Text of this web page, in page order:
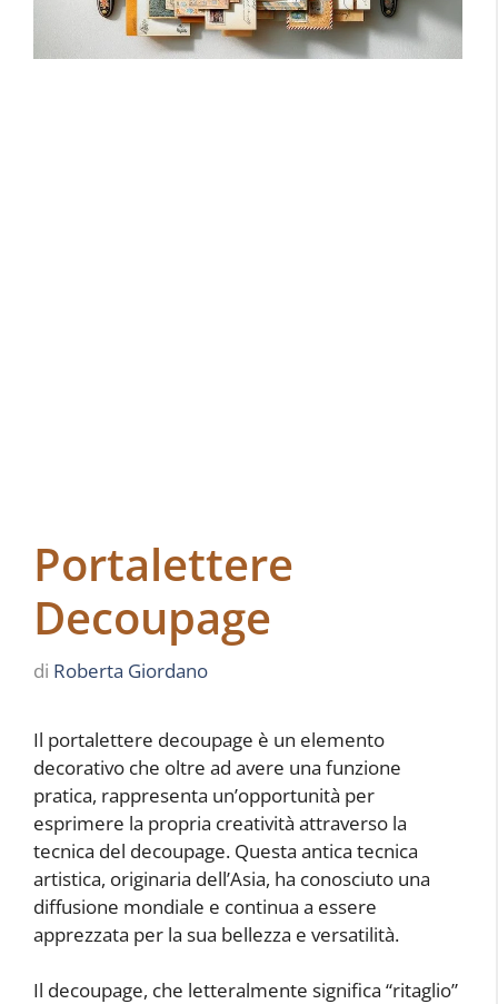
Portalettere
Decoupage
di Roberta Giordano
Il portalettere decoupage è un elemento
decorativo che oltre ad avere una funzione
pratica, rappresenta un’opportunità per
esprimere la propria creatività attraverso la
tecnica del decoupage. Questa antica tecnica
artistica, originaria dell’Asia, ha conosciuto una
diffusione mondiale e continua a essere
apprezzata per la sua bellezza e versatilità.
Il decoupage, che letteralmente significa “ritaglio”